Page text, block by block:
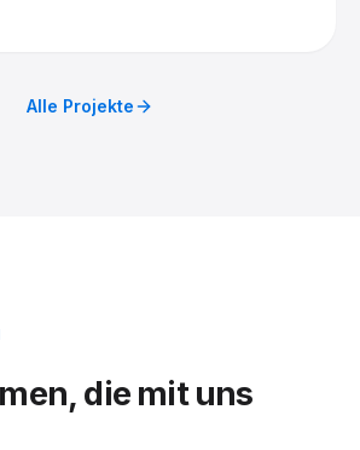
drei Kameras und einem Blackmagic
Alle Projekte
die mit uns